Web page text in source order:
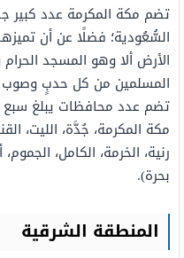
تضم مكة المكرمة عدد كبير
السُّعُودية؛ فضلًا عن أن
الأرض ألا وهو المسجد
المسلمين من كل حدبٍ وصوب
تضم عدد محافظات يبلغ
مكة المكرمة، جُدَّة، الليت،
رنية، الخرمة، الكامل،
بحرة).
المنطقة الشرقية